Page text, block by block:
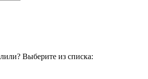
Выберите из списка: